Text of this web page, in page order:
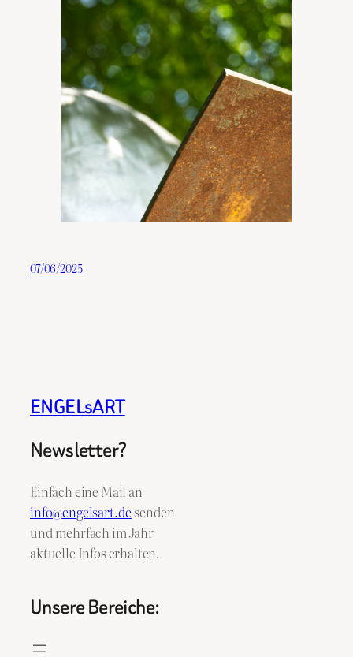
07/06/2025
ENGELsART
Newsletter?
Einfach eine Mail an
info@engelsart.desenden
und mehrfach im Jahr
aktuelle Infos erhalten.
Unsere Bereiche: